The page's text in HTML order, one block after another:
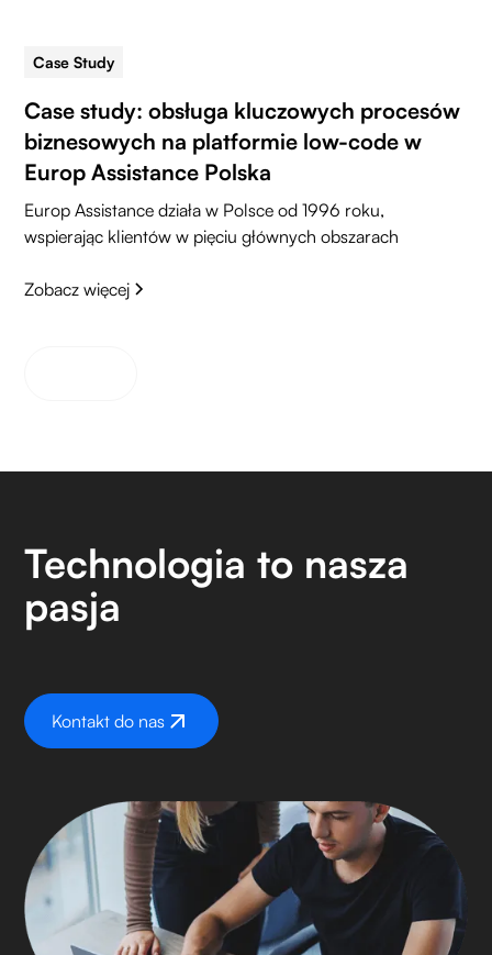
Case Study
Case study: obsługa kluczowych procesów
biznesowych na platformie low-code w
Europ Assistance Polska
Europ Assistance działa w Polsce od 1996 roku,
wspierając klientów w pięciu głównych obszarach
Zobacz więcej
Technologia to nasza
pasja
Kontakt do nas